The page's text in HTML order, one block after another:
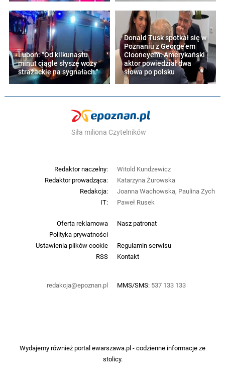
Luboń: "Od kilkunastu
minut ciągle słyszę wozy
strażackie na sygnałach."
Donald Tusk spotkał się w
Poznaniu z George'em
Clooneyem. Amerykański
aktor powiedział dwa
słowa po polsku
Siła miliona Czytelników
Oferta reklamowa
Nasz patronat
Polityka prywatności
Ustawienia plików cookie
Regulamin serwisu
RSS
Kontakt
redakcja@epoznan.pl MMS/SMS: 537 133 133
Redaktor naczelny:
Witold Kundzewicz
Redaktor prowadząca:
Katarzyna Żurowska
Redakcja:
Joanna Wachowska, Paulina Zych
IT:
Paweł Rusek
Wydajemy również portalewarszawa.pl- codzienne informacje ze
stolicy.